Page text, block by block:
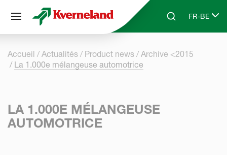
Skip to main content
SearchFR-BE
Select
Accueil Actualités Product news
Archive <2015
La 1.000e mélangeuse automotrice
LA 1.000E MÉLANGEUSE
AUTOMOTRICE
Panneau de gestion des cookies